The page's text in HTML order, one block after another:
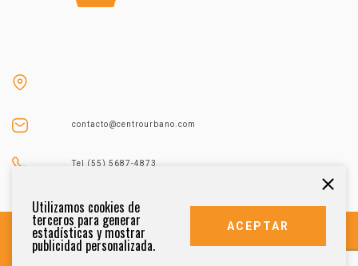
contacto@centrourbano.com
Tel (55) 5687-4873
Utilizamos cookies de
terceros para generar
estadísticas y mostrar
publicidad personalizada.
ACEPTAR